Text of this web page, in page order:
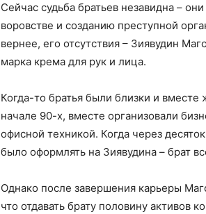
Сейчас судьба братьев незавидна –
воровстве и созданию преступной
вернее, его отсутствия – Зиявудин
марка крема для рук и лица.
Когда-то братья были близки и
начале 90-х, вместе организовали
офисной техникой. Когда через
было оформлять на Зиявудина – брат
Однако после завершения карьеры
что отдавать брату половину активов